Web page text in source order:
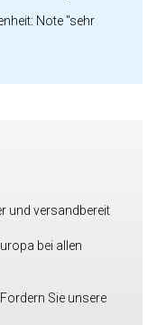
Note "sehr
und versandbereit
bei allen
Sie unsere